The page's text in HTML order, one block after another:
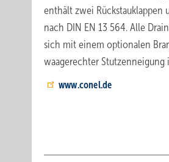
enthält zwei Rückstauklappen
nach DIN EN 13 564. Alle
sich mit einem optionalen
waagerechter
www.conel.de